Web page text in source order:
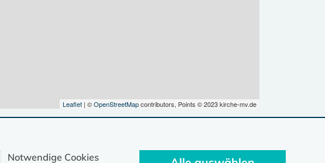
Leaflet| ©OpenStreetMapcontributors, Points © 2023 kirche-mv.de
Notwendige Cookies